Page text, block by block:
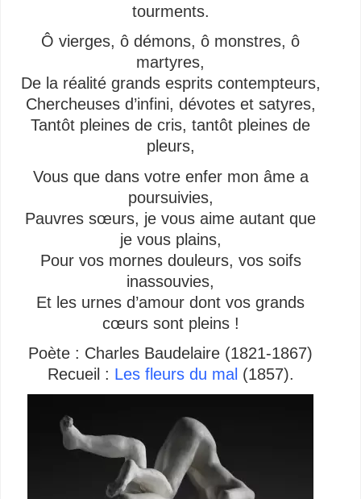
tourments.
Ô vierges, ô démons, ô monstres, ô
martyres,
De la réalité grands esprits contempteurs,
Chercheuses d’infini, dévotes et satyres,
Tantôt pleines de cris, tantôt pleines de
pleurs,
Vous que dans votre enfer mon âme a
poursuivies,
Pauvres sœurs, je vous aime autant que
je vous plains,
Pour vos mornes douleurs, vos soifs
inassouvies,
Et les urnes d’amour dont vos grands
cœurs sont pleins !
Poète : Charles Baudelaire (1821-1867)
Recueil : Les fleurs du mal (1857).